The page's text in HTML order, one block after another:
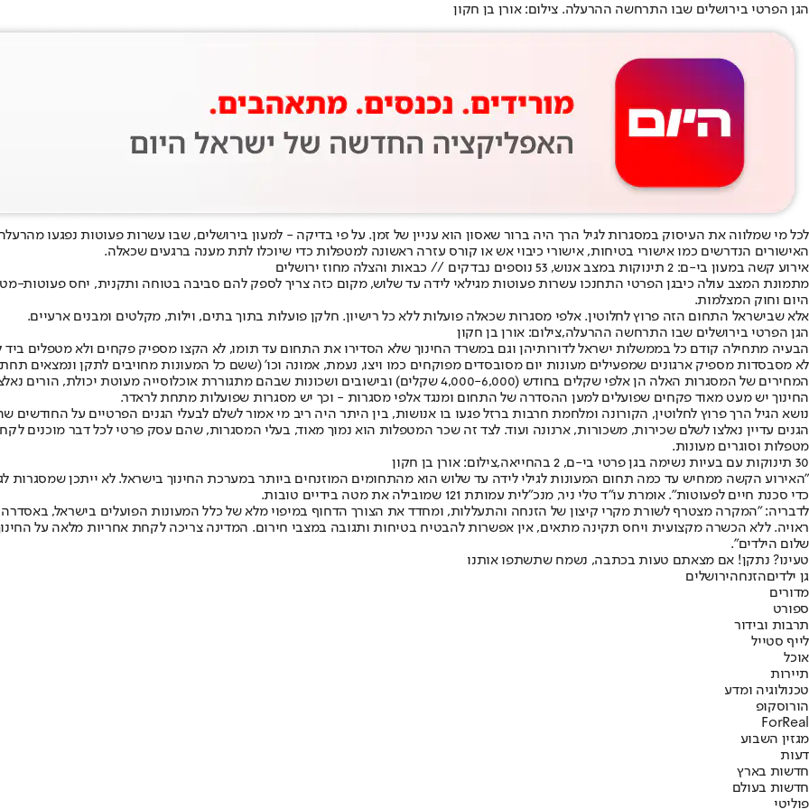
הגן הפרטי בירושלים שבו התרחשה ההרעלה. צילום: אורן בן חקון
לכל מי שמלווה את העיסוק במסגרות לגיל הרך היה ברור שאסון הוא עניין של זמן. על פי בדיקה - למעון בירושלים, שבו עשרות פעוטות נפגעו
האישורים הנדרשים כמו אישורי בטיחות, אישורי כיבוי אש או קורס עזרה ראשונה למטפלות כדי שיוכלו לתת מענה ברגעים שכאלה.
אירוע קשה במעון בי-ם: 2 תינוקות במצב אנוש, 53 נוספים נבדקים // כבאות והצלה מחוז ירושלים
מתמונת המצב עולה כיבגן הפרטי התחנכו עשרות פעוטות מגילאי לידה עד שלוש, מקום כזה צריך לספק להם סביבה בטוחה ותקנית, יחס פעוטות-
היום וחוק המצלמות.
אלא שבישראל התחום הזה פרוץ לחלוטין. אלפי מסגרות שכאלה פועלות ללא כל רישיון. חלקן פועלות בתוך בתים, וילות, מקלטים ומבנים ארעיים.
הגן הפרטי בירושלים שבו התרחשה ההרעלה,צילום: אורן בן חקון
הבעיה מתחילה קודם כל בממשלות ישראל לדורותיהן וגם במשרד החינוך שלא הסדירו את התחום עד תומו, לא הקצו מספיק פקחים ולא מטפלים ביד
לא מסבסדות מספיק ארגונים שמפעילים מעונות יום מסובסדים מפוקחים כמו ויצו, נעמת, אמונה וכו' (ששם כל המעונות מחויבים לתקן ונמצאים
המחירים של המסגרות האלה הן אלפי שקלים בחודש (4,000-6,000 שקלים) ובישובים ושכונות שבהם מתגוררת
החינוך יש מעט מאוד פקחים שפועלים למען ההסדרה של התחום ומנגד אלפי מסגרות - וכך יש מסגרות שפועלות מתחת לראדר.
נושא הגיל הרך פרוץ לחלוטין, הקורונה ומלחמת חרבות ברזל פגעו בו אנושות, בין היתר היה ריב מי אמור לשלם לבעלי הגנים הפרטיים על
הגנים עדיין נאלצו לשלם שכירות, משכורות, ארנונה ועוד. לצד זה שכר המטפלות הוא נמוך מאוד, בעלי המסגרות, שהם עסק פרטי לכל דבר מוכנים
מטפלות וסוגרים מעונות.
30 תינוקות עם בעיות נשימה בגן פרטי בי-ם, 2 בהחייאה,צילום: אורן בן חקון
"האירוע הקשה ממחיש עד כמה תחום המעונות לגילי לידה עד שלוש הוא מהתחומים המוזנחים ביותר במערכת החינוך בישראל. לא ייתכן שמסגרות
כדי סכנת חיים לפעוטות". אומרת עו"ד טלי ניר, מנכ"לית עמותת 121 שמובילה את מטה בידיים טובות.
לדבריה: "המקרה מצטרף לשורת מקרי קיצון של הזנחה והתעללות, ומחדד את הצורך הדחוף במיפוי מלא של כלל המעונות הפועלים בישראל,
ראויה. ללא הכשרה מקצועית ויחס תקינה מתאים, אין אפשרות להבטיח בטיחות ותגובה במצבי חירום. המדינה צריכה לקחת אחריות מלאה על
שלום הילדים".
טעינו? נתקן! אם מצאתם טעות בכתבה, נשמח שתשתפו אותנו
גן ילדיםהזנחהירושלים
מדורים
ספורט
תרבות ובידור
לייף סטייל
אוכל
תיירות
טכנולוגיה ומדע
הורוסקופ
ForReal
מגזין השבוע
דעות
חדשות בארץ
חדשות בעולם
פוליטי